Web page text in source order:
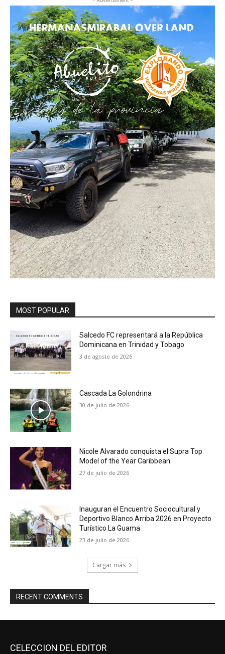
MOST POPULAR
Salcedo FC representará a la República
Dominicana en Trinidad y Tobago
3 de agosto de 2026
Cascada La Golondrina
30 de julio de 2026
Nicole Alvarado conquista el Supra Top
Model of the Year Caribbean
27 de julio de 2026
Inauguran el Encuentro Sociocultural y
Deportivo Blanco Arriba 2026 en Proyecto
Turístico La Guama
23 de julio de 2026
Cargar más
RECENT COMMENTS
CELECCION DEL EDITOR